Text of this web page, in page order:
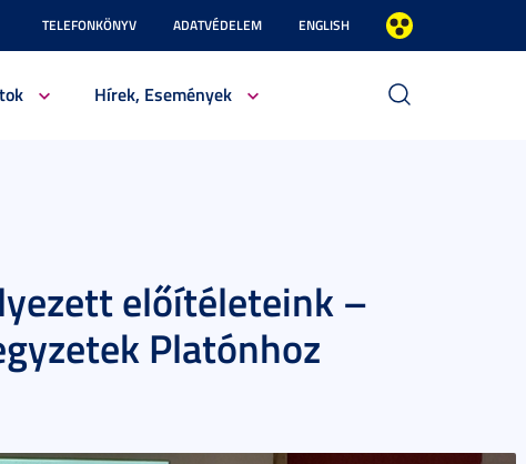
TELEFONKÖNYV ADATVÉDELEM ENGLISH
Hírek, Események
előítéleteink –
Platónhoz